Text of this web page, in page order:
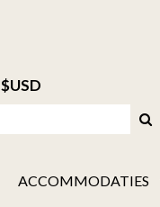
$USD
ACCOMMODATIES